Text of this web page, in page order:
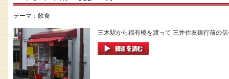
テーマ： 飲食
三木駅から福有橋を渡って 三井住友銀行前の